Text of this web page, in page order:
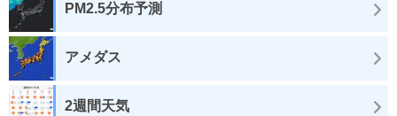
PM2.5分布予測
アメダス
2週間天気